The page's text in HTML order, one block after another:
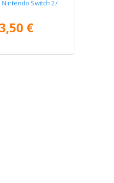
Nintendo Switch 2/
€